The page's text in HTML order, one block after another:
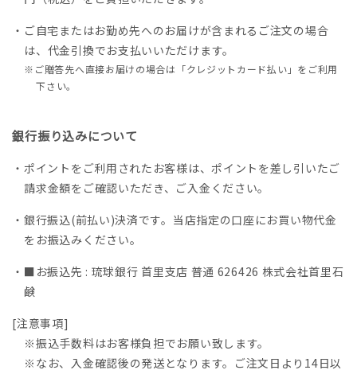
・ご自宅またはお勤め先へのお届けが含まれるご注文の場合
は、代金引換でお支払いいただけます。
※ご贈答先へ直接お届けの場合は「クレジットカード払い」をご利用
下さい。
銀行振り込みについて
・ポイントをご利用されたお客様は、ポイントを差し引いたご
請求金額をご確認いただき、ご入金ください。
・銀行振込(前払い)決済です。当店指定の口座にお買い物代金
をお振込みください。
・■お振込先 : 琉球銀行 首里支店 普通 626426 株式会社首里石
鹸
[注意事項]
※振込手数料はお客様負担でお願い致します。
※なお、入金確認後の発送となります。ご注文日より14日以